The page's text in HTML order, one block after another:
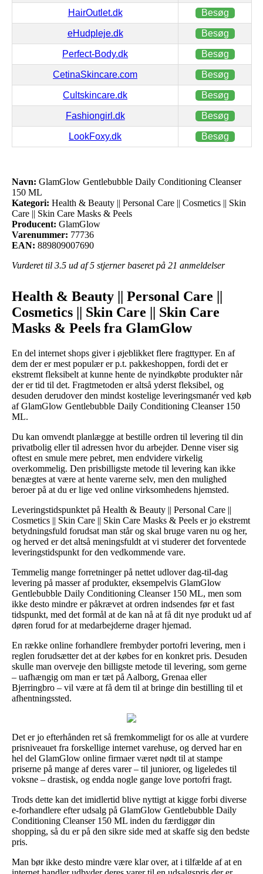
HairOutlet.dk Besøg
eHudpleje.dk Besøg
Perfect-Body.dk Besøg
CetinaSkincare.com Besøg
Cultskincare.dk Besøg
Fashiongirl.dk Besøg
LookFoxy.dk Besøg
Navn: GlamGlow Gentlebubble Daily Conditioning Cleanser
150 ML
Kategori: Health & Beauty || Personal Care || Cosmetics || Skin
Care || Skin Care Masks & Peels
Producent: GlamGlow
Varenummer: 77736
EAN: 889809007690
Vurderet til 3.5 ud af 5 stjerner baseret på 21 anmeldelser
Health & Beauty || Personal Care ||
Cosmetics || Skin Care || Skin Care
Masks & Peels fra GlamGlow
En del internet shops giver i øjeblikket flere fragttyper. En af
dem der er mest populær er p.t. pakkeshoppen, fordi det er
ekstremt fleksibelt at kunne hente de nyindkøbte produkter når
der er tid til det. Fragtmetoden er altså yderst fleksibel, og
desuden derudover den mindst kostelige leveringsmanér ved køb
af GlamGlow Gentlebubble Daily Conditioning Cleanser 150
ML.
Du kan omvendt planlægge at bestille ordren til levering til din
privatbolig eller til adressen hvor du arbejder. Denne viser sig
oftest en smule mere pebret, men endvidere virkelig
overkommelig. Den prisbilligste metode til levering kan ikke
benægtes at være at hente varerne selv, men den mulighed
beroer på at du er lige ved online virksomhedens hjemsted.
Leveringstidspunktet på Health & Beauty || Personal Care ||
Cosmetics || Skin Care || Skin Care Masks & Peels er jo ekstremt
betydningsfuld forudsat man står og skal bruge varen nu og her,
og herved er det altså meningsfuldt at vi studerer det forventede
leveringstidspunkt for den vedkommende vare.
Temmelig mange forretninger på nettet udlover dag-til-dag
levering på masser af produkter, eksempelvis GlamGlow
Gentlebubble Daily Conditioning Cleanser 150 ML, men som
ikke desto mindre er påkrævet at ordren indsendes før et fast
tidspunkt, med det formål at de kan nå at få dit nye produkt ud af
døren forud for at medarbejderne drager hjemad.
En række online forhandlere frembyder portofri levering, men i
reglen forudsætter det at der købes for en konkret pris. Desuden
skulle man overveje den billigste metode til levering, som gerne
– uafhængig om man er tæt på Aalborg, Grenaa eller
Bjerringbro – vil være at få dem til at bringe din bestilling til et
afhentningssted.
Det er jo efterhånden ret så fremkommeligt for os alle at vurdere
prisniveauet fra forskellige internet varehuse, og derved har en
hel del GlamGlow online firmaer været nødt til at stampe
priserne på mange af deres varer – til juniorer, og ligeledes til
voksne – drastisk, og endda nogle gange love portofri fragt.
Trods dette kan det imidlertid blive nyttigt at kigge forbi diverse
e-forhandlere efter udsalg på GlamGlow Gentlebubble Daily
Conditioning Cleanser 150 ML inden du færdiggør din
shopping, så du er på den sikre side med at skaffe sig den bedste
pris.
Man bør ikke desto mindre være klar over, at i tilfælde af at en